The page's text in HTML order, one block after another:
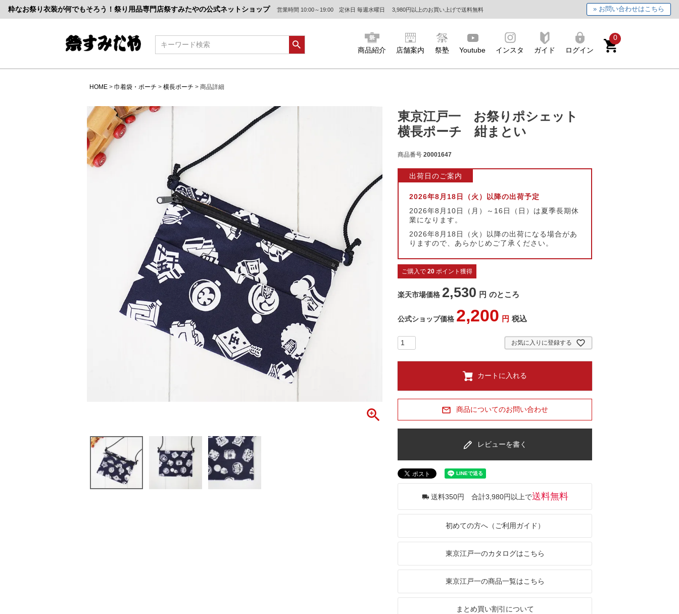
粋なお祭り衣装が何でもそろう！祭り用品専門店祭すみたやの公式ネットショップ 営業時間 10:00～19:00 定休日 毎週水曜日 3,980円以上のお買い上げで送料無料 » お問い合わせはこちら
商品紹介 店舗案内 祭塾 Youtube インスタ ガイド ログイン
0
HOME 巾着袋・ポーチ 横長ポーチ 商品詳細
東京江戸一 お祭りポシェット
横長ポーチ 紺まとい
商品番号 20001647
出荷日のご案内
2026年8月18日（火）以降の出荷予定
2026年8月10日（月）～16日（日）は夏季長期休
業になります。
2026年8月18日（火）以降の出荷になる場合があ
りますので、あらかじめご了承ください。
ご購入で 20 ポイント獲得
楽天市場価格 2,530 のところ
公式ショップ価格 2,200 税込
お気に入りに登録する
カートに入れる
商品についてのお問い合わせ
レビューを書く
送料350円 合計3,980円以上で送料無料
初めての方へ（ご利用ガイド）
東京江戸一のカタログはこちら
東京江戸一の商品一覧はこちら
まとめ買い割引について